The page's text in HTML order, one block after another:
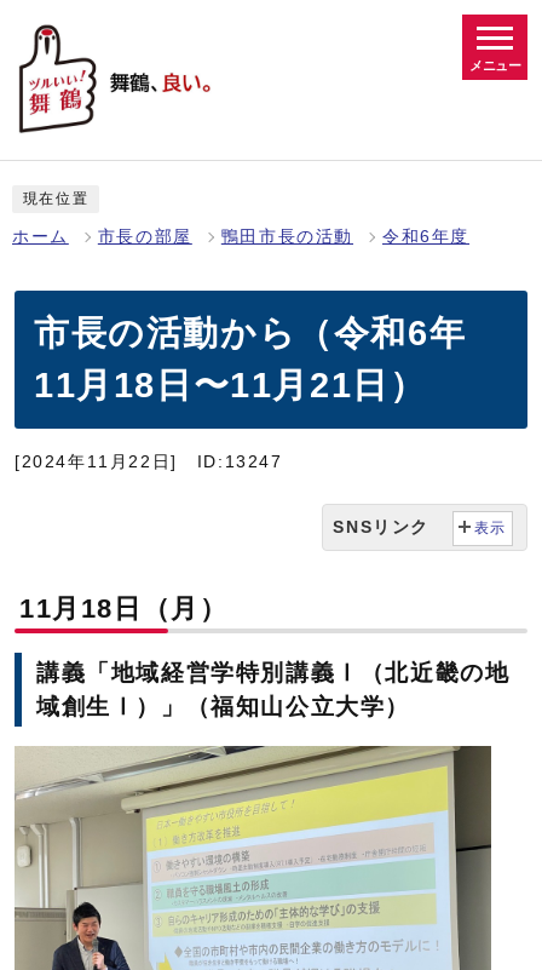
メニュー
現在位置
ホーム 市長の部屋 鴨田市長の活動 令和6年度
市長の活動から（令和6年
11月18日〜11月21日）
[2024年11月22日] ID:13247
SNSリンク 表示
11月18日（月）
講義「地域経営学特別講義Ⅰ（北近畿の地
域創生Ⅰ）」（福知山公立大学）